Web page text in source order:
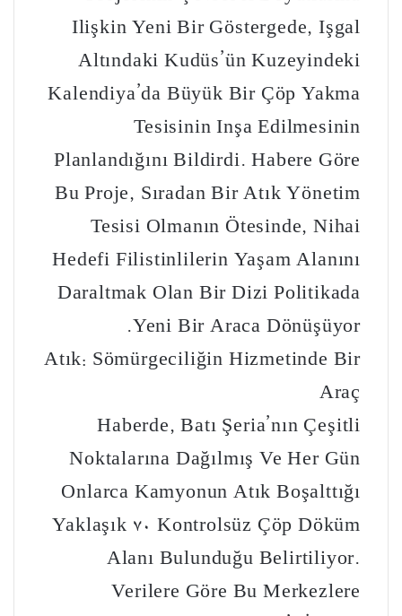
Ilişkin Yeni Bir Göstergede, Işgal
Altındaki Kudüs’ün Kuzeyindeki
Kalendiya’da Büyük Bir Çöp Yakma
Tesisinin Inşa Edilmesinin
Planlandığını Bildirdi. Habere Göre
Bu Proje, Sıradan Bir Atık Yönetim
Tesisi Olmanın Ötesinde, Nihai
Hedefi Filistinlilerin Yaşam Alanını
Daraltmak Olan Bir Dizi Politikada
Yeni Bir Araca Dönüşüyor.
Atık: Sömürgeciliğin Hizmetinde Bir
Araç
Haberde, Batı Şeria’nın Çeşitli
Noktalarına Dağılmış Ve Her Gün
Onlarca Kamyonun Atık Boşalttığı
Yaklaşık 70 Kontrolsüz Çöp Döküm
Alanı Bulunduğu Belirtiliyor.
Verilere Göre Bu Merkezlere